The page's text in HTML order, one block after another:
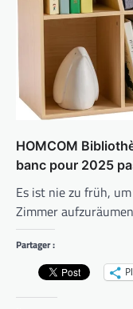
HOMCOM
banc pour 2025
Es ist nie zu früh,
Zimmer
Partager :